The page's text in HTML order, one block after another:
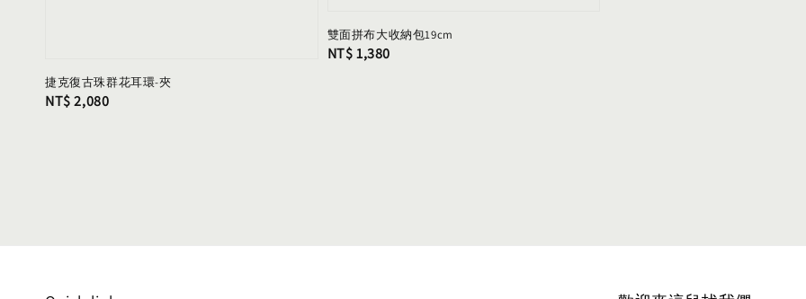
捷克復古珠群花耳環-夾
Regular
NT$ 2,080
雙面拼布大收納包19cm
Regular
NT$ 1,380